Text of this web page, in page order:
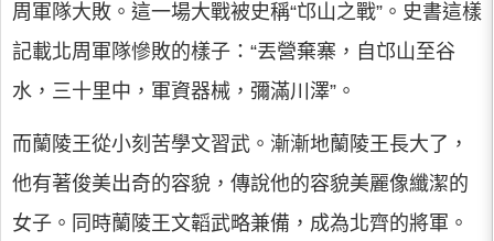
周軍隊大敗。這一場大戰被史稱“邙山之戰”。史書這樣
記載北周軍隊慘敗的樣子：“丟營棄寨，自邙山至谷
水，三十里中，軍資器械，彌滿川澤”。
而蘭陵王從小刻苦學文習武。漸漸地蘭陵王長大了，
他有著俊美出奇的容貌，傳說他的容貌美麗像纖潔的
女子。同時蘭陵王文韜武略兼備，成為北齊的將軍。